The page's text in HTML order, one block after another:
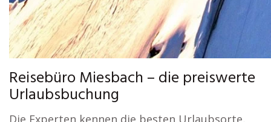
Reisebüro Miesbach – die preiswerte
Urlaubsbuchung
Die Experten kennen die besten Urlaubsorte,